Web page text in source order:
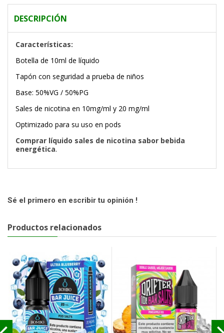
DESCRIPCIÓN
Características:
Botella de 10ml de líquido
Tapón con seguridad a prueba de niños
Base: 50%VG / 50%PG
Sales de nicotina en 10mg/ml y 20 mg/ml
Optimizado para su uso en pods
Comprar líquido sales de nicotina sabor bebida
energética.
Sé el primero en escribir tu opinión !
Productos relacionados